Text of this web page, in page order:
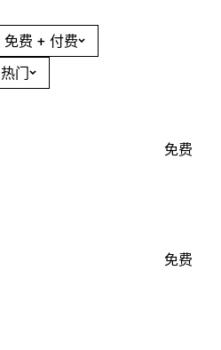
免费 + 付费
热门
免费
免费